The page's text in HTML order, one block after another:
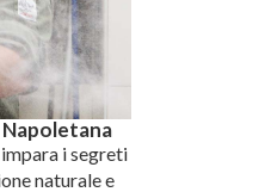
i segreti
naturale e